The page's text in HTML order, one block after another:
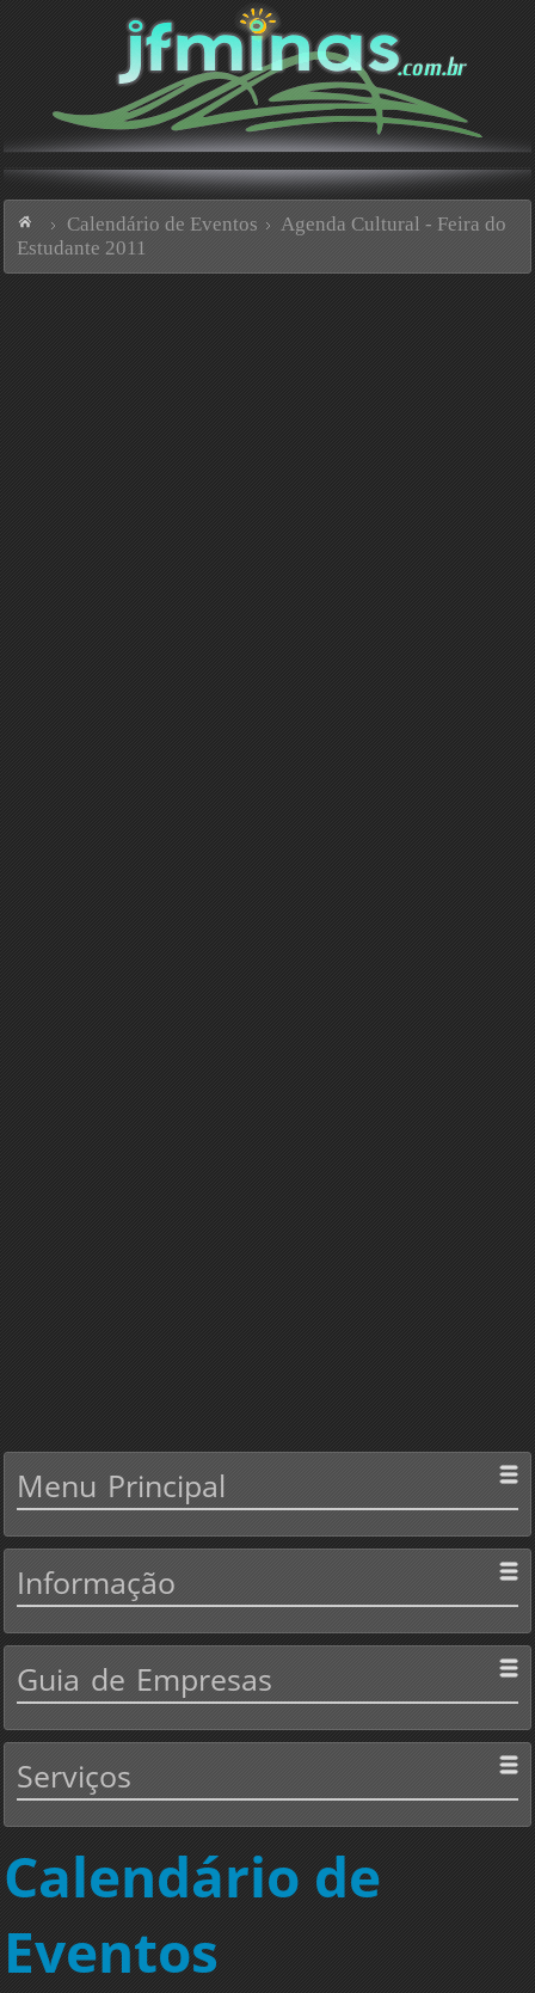
Calendário de Eventos
Agenda Cultural - Feira do
Estudante 2011
Menu Principal
Informação
Guia de Empresas
Serviços
Calendário de
Eventos